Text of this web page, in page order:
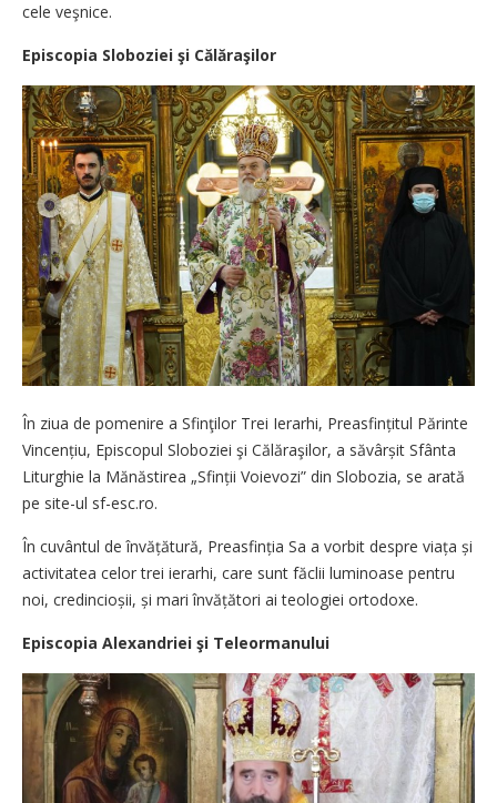
cele veşnice.
Episcopia Sloboziei şi Călăraşilor
În ziua de pomenire a Sfinţilor Trei Ierarhi, Preasfințitul Părinte
Vincențiu, Episcopul Sloboziei şi Călăraşilor, a săvârșit Sfânta
Liturghie la Mănăstirea „Sfinții Voievozi” din Slobozia, se arată
pe site-ul sf-esc.ro.
În cuvântul de învățătură, Prea­sfinția Sa a vorbit despre viața și
activitatea celor trei ierarhi, care sunt făclii luminoase pentru
noi, credincioșii, și mari învățători ai teologiei ortodoxe.
Episcopia Alexandriei şi Teleormanului